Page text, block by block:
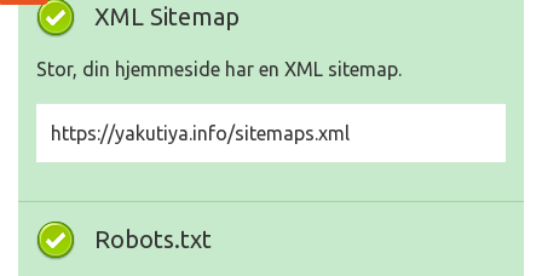
XML Sitemap
Stor, din hjemmeside har en XML sitemap.
https://yakutiya.info/sitemaps.xml
Robots.txt